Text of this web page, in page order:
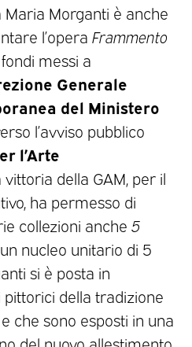
Morganti è anche
l’opera Frammento
messi a
Generale
del Ministero
l’avviso pubblico
l’Arte
vittoria della GAM, per il
ha permesso di
collezioni anche 5
nucleo unitario di 5
si è posta in
della tradizione
che sono esposti in una
del nuovo allestimento